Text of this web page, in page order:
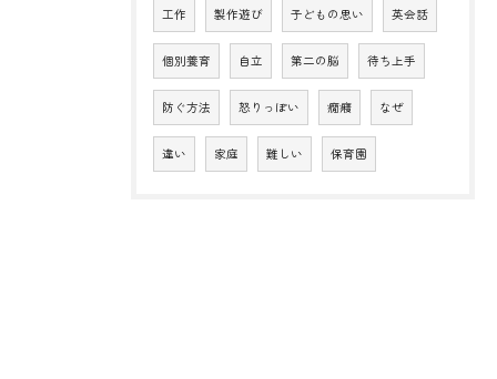
工作 製作遊び 子どもの思い 英会話
個別養育 自立 第二の脳 待ち上手
防ぐ方法 怒りっぽい 癇癪 なぜ
違い 家庭 難しい 保育園